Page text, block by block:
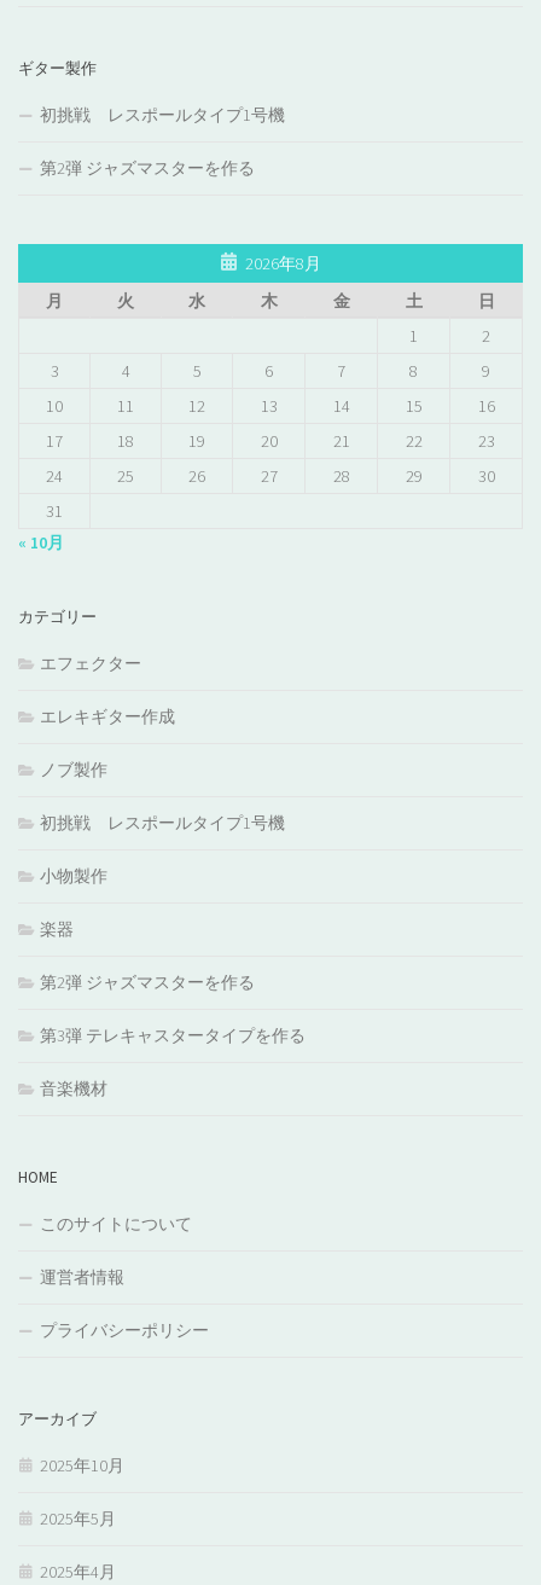
ギター製作
初挑戦 レスポールタイプ1号機
第2弾 ジャズマスターを作る
2026年8月
月
火 水 木 金 土
日
1
2
3
4 5 6 7 8
9
10
11 12 13 14 15
16
17
18 19 20 21 22
23
24
25 26 27 28 29
30
31
« 10月
カテゴリー
エフェクター
エレキギター作成
ノブ製作
初挑戦 レスポールタイプ1号機
小物製作
楽器
第2弾 ジャズマスターを作る
第3弾 テレキャスタータイプを作る
音楽機材
HOME
このサイトについて
運営者情報
プライバシーポリシー
アーカイブ
2025年10月
2025年5月
2025年4月